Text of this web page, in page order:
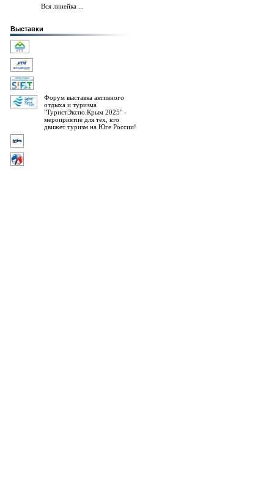
Вся линейка ...
Выставки
Форум выставка активного
отдыха и туризма
"ТуристЭкспо.Крым 2025" -
мероприятие для тех, кто
движет туризм на Юге России!